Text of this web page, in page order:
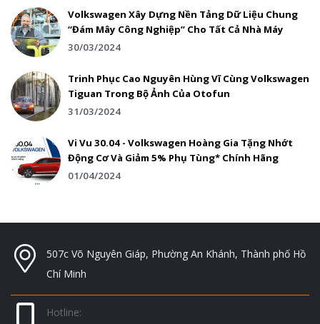
Volkswagen Xây Dựng Nền Tảng Dữ Liệu Chung
“Đám Mây Công Nghiệp” Cho Tất Cả Nhà Máy
30/03/2024
Trinh Phục Cao Nguyên Hùng Vĩ Cùng Volkswagen
Tiguan Trong Bộ Ảnh Của Otofun
31/03/2024
Vi Vu 30.04 - Volkswagen Hoàng Gia Tặng Nhớt
Động Cơ Và Giảm 5% Phụ Tùng* Chính Hãng
01/04/2024
507c Võ Nguyên Giáp, Phường An Khánh, Thành phố Hồ
Chí Minh
Hotline: